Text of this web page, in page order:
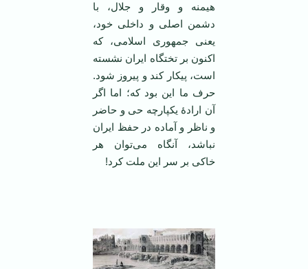
هیمنه و وقار و جلال، با
دشمن اصلی و داخلی خود،
یعنی جمهوری اسلامی، که
اکنون بر تختگاه ایران نشسته‌
است، پیکار کند و پیروز شود.
حرف ما این بود که؛ اما اگر
آن ارادۀ یکپارچه حی و حاضر
و ناظر و آماده در حفظ ایران
نباشد، آنگاه می‌توان هر
خاکی بر سر این ملت کرد!